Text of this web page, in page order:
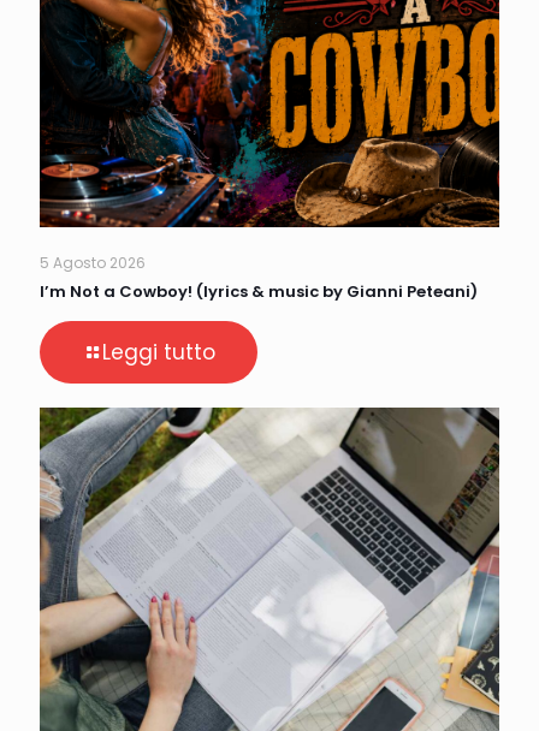
5 Agosto 2026
I’m Not a Cowboy! (lyrics & music by Gianni Peteani)
Leggi tutto